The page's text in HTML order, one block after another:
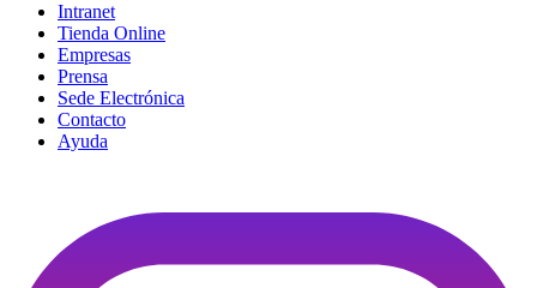
Intranet
Tienda Online
Empresas
Prensa
Sede Electrónica
Contacto
Ayuda